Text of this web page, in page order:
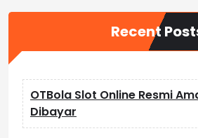
Recent
OTBola Slot Online Resmi
Dibayar